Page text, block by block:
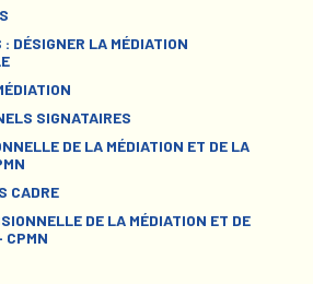
DÉSIGNER LA MÉDIATION
SIGNATAIRES
DE LA MÉDIATION ET DE LA
CADRE
DE LA MÉDIATION ET DE
CPMN